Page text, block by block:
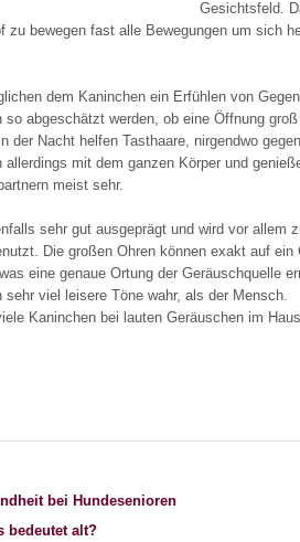
Gesichtsfeld.
zu bewegen fast alle Bewegungen um sich
dem Kaninchen ein Erfühlen von
so abgeschätzt werden, ob eine Öffnung
der Nacht helfen Tasthaare, nirgendwo
mit dem ganzen Körper und
meist sehr.
sehr gut ausgeprägt und wird vor allem
Die großen Ohren können exakt auf ein
eine genaue Ortung der Geräuschquelle
sehr viel leisere Töne wahr, als der Mensch.
Kaninchen bei lauten Geräuschen im
bei Hundesenioren
bedeutet alt?